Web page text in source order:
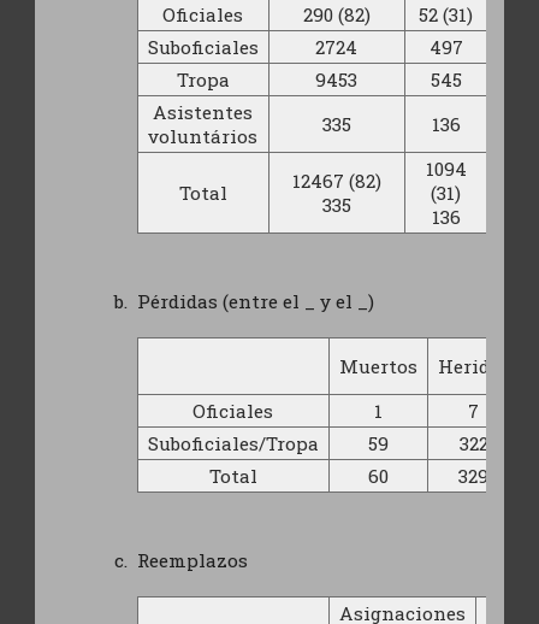
Oficiales
290 (82)
52 (31)
Suboficiales
2724
497
Tropa
9453
545
Asistentes
voluntários
335 136
Total
12467 (82)
335
1094
(31)
136
Pérdidas (entre el _ y el _)
Muertos Heridos
Oficiales
1
7
Suboficiales/Tropa
59
322
Total
60 329
Reemplazos
Asignaciones